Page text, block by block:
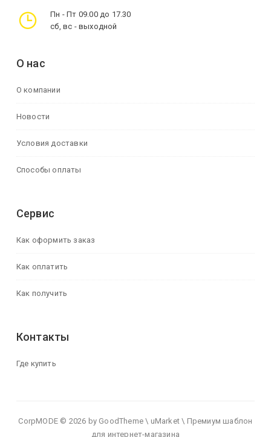
Пн - Пт 09.00 до 17.30
сб, вс - выходной
О нас
О компании
Новости
Условия доставки
Способы оплаты
Сервис
Как оформить заказ
Как оплатить
Как получить
Контакты
Где купить
CorpMODE © 2026 by GoodTheme \ uMarket \ Премиум шаблон
для интернет-магазина